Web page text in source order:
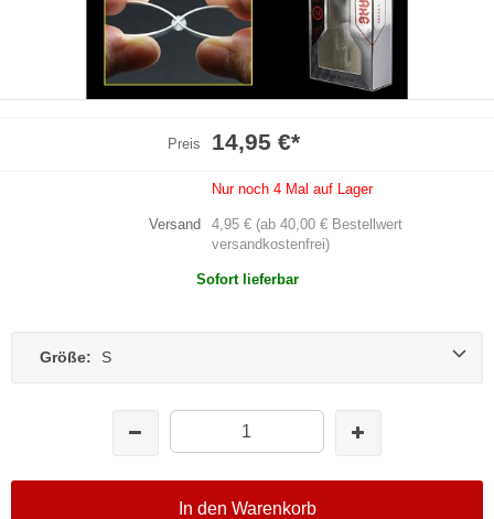
Preis 14,95 €*
Nur noch 4 Mal auf Lager
Versand
4,95 € (ab 40,00 € Bestellwert
versandkostenfrei)
Sofort lieferbar
Größe: S
In den Warenkorb